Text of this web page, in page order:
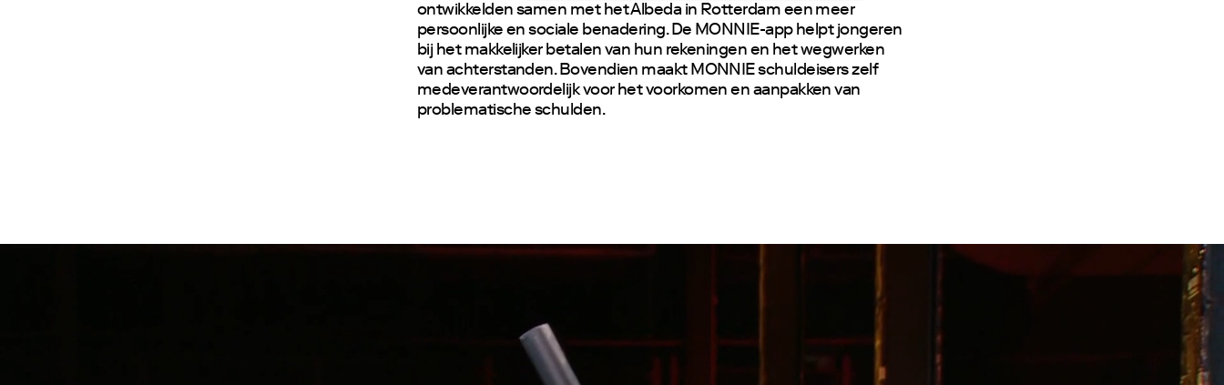
ontwikkelden samen met het Albeda in Rotterdam een meer
persoonlijke en sociale benadering. De MONNIE-app helpt jongeren
bij het makkelijker betalen van hun rekeningen en het wegwerken
van achterstanden. Bovendien maakt MONNIE schuldeisers zelf
medeverantwoordelijk voor het voorkomen en aanpakken van
problematische schulden.